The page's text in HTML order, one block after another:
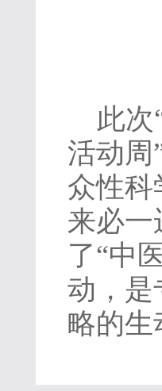
此
活动周
众性科
来必一
了“中
动，是
略的生